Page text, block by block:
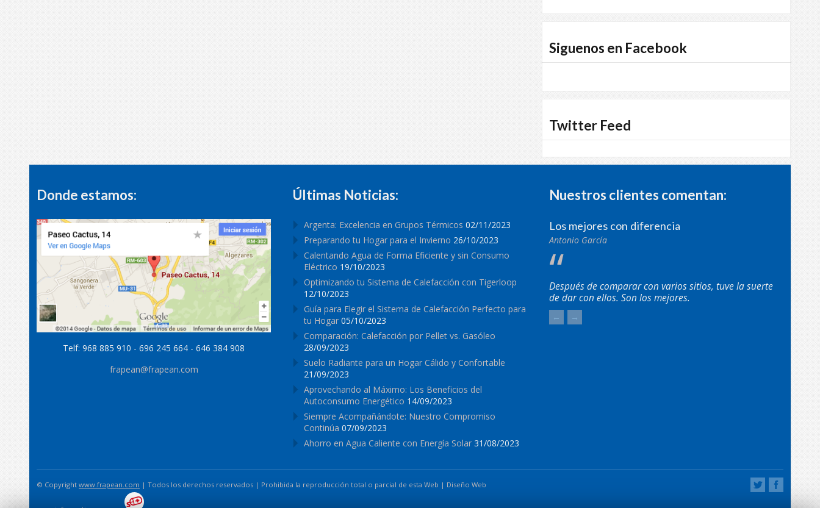
Siguenos en Facebook
Twitter Feed
Donde estamos:
Telf: 968 885 910 - 696 245 664 - 646 384 908
frapean@frapean.com
Últimas Noticias:
Argenta: Excelencia en Grupos Térmicos 02/11/2023
Preparando tu Hogar para el Invierno 26/10/2023
Calentando Agua de Forma Eficiente y sin Consumo
Eléctrico 19/10/2023
Optimizando tu Sistema de Calefacción con Tigerloop
12/10/2023
Guía para Elegir el Sistema de Calefacción Perfecto para
tu Hogar 05/10/2023
Comparación: Calefacción por Pellet vs. Gasóleo
28/09/2023
Suelo Radiante para un Hogar Cálido y Confortable
21/09/2023
Aprovechando al Máximo: Los Beneficios del
Autoconsumo Energético 14/09/2023
Siempre Acompañándote: Nuestro Compromiso
Continúa 07/09/2023
Ahorro en Agua Caliente con Energía Solar 31/08/2023
Nuestros clientes comentan:
Los mejores con diferencia
Antonio García
Después de comparar con varios sitios, tuve la suerte
de dar con ellos. Son los mejores.
← →
© Copyright www.frapean.com | Todos los derechos reservados | Prohibida la reproducción total o parcial de esta Web | Diseño Web